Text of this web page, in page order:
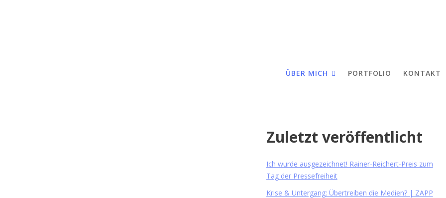
ÜBER MICH PORTFOLIO KONTAKT
Zuletzt veröffentlicht
Ich wurde ausgezeichnet! Rainer-Reichert-Preis zum
Tag der Pressefreiheit
Krise & Untergang: Übertreiben die Medien? | ZAPP